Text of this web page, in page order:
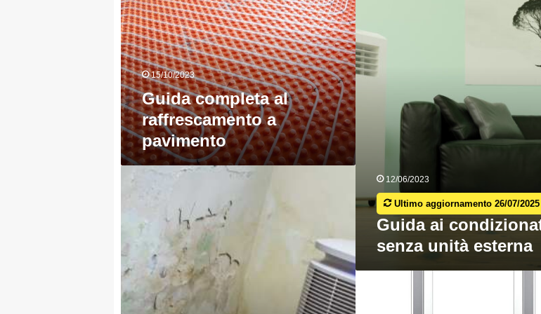
raffrescamento
a
pavimento
15/10/2023
Guida completa al
raffrescamento a
pavimento
senza
unità
esterna
12/06/2023
Ultimo aggiornamento 26/07/2025
Guida ai
senza unità esterna
deumidificatori
Scoprite
i
migliori